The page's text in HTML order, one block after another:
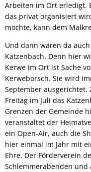
Arbeiten im Ort erledigt.
das privat organisiert
möchte, kann dem
Und dann wären da
Katzenbach. Denn hier
Kerwe im Ort ist Sache
Kerweborsch. Sie wird
September ausgerichtet.
Freitag im Juli das
Grenzen der Gemeinde
veranstaltet der
ein Open-Air, auch die
hier einmal im Jahr mit
Ehre. Der Förderverein
Schlemmerabenden und